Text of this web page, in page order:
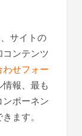
サイトの
ンテンツ
わせフォー
報、最も
ポーネン
ます。